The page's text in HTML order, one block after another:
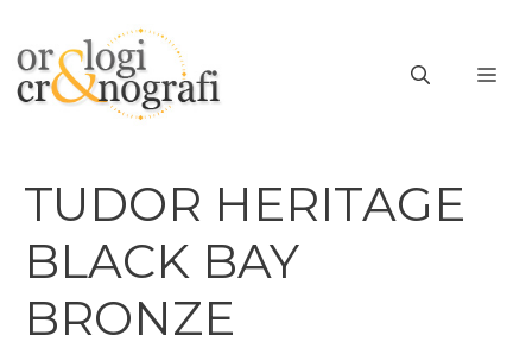
contenuto
TUDOR HERITAGE
BLACK BAY
BRONZE